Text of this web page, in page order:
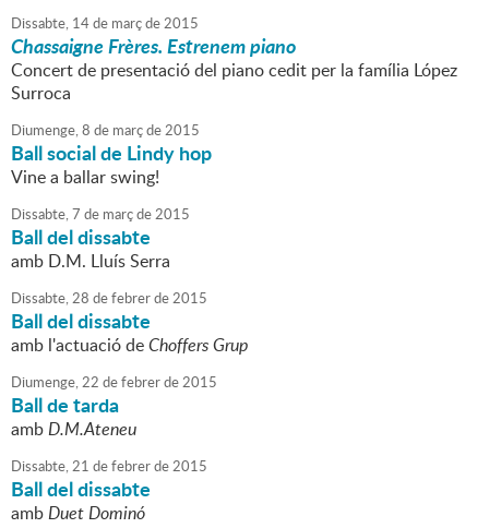
Dissabte, 14de marçde2015
Chassaigne Frères. Estrenem piano
Concert de presentació del piano cedit per la família López
Surroca
Diumenge,8 de marçde2015
Ball social de Lindy hop
Vine a ballar swing!
Dissabte,7 de marçde2015
Ball del dissabte
amb D.M. Lluís Serra
Dissabte,28 defebrerde2015
Ball del dissabte
amb l'actuació deChoffers Grup
Diumenge,22 defebrerde2015
Ball de tarda
ambD.M.Ateneu
Dissabte,21 defebrerde2015
Ball del dissabte
ambDuet Dominó